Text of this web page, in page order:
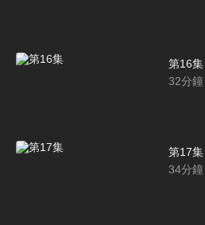
第16集
32分鐘
第17集
34分鐘